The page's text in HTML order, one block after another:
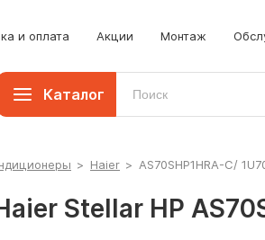
и оплата Акции Монтаж
Каталог
> Haier > AS70SHP1HRA-C/
Stellar HP